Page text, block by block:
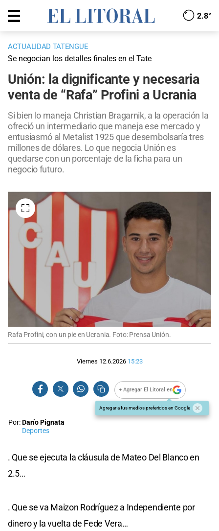
2.8°
ACTUALIDAD TATENGUE
Se negocian los detalles finales en el Tate
Unión: la dignificante y necesaria
venta de “Rafa” Profini a Ucrania
Si bien lo maneja Christian Bragarnik, a la operación la
ofreció un intermediario que maneja ese mercado y
entusiasmó al Metalist 1925 que desembolsaría tres
millones de dólares. Lo que negocia Unión es
quedarse con un porcentaje de la ficha para un
negocio futuro.
Rafa Profini, con un pie en Ucrania. Foto: Prensa Unión.
Viernes 12.6.2026 15:23
+ Agregar El Litoral en
Agregar a tus medios preferidos en Google
Por:Darío Pignata
Deportes
. Que se ejecuta la cláusula de Mateo Del Blanco en
2.5…
. Que se va Maizon Rodríguez a Independiente por
dinero y la vuelta de Fede Vera…